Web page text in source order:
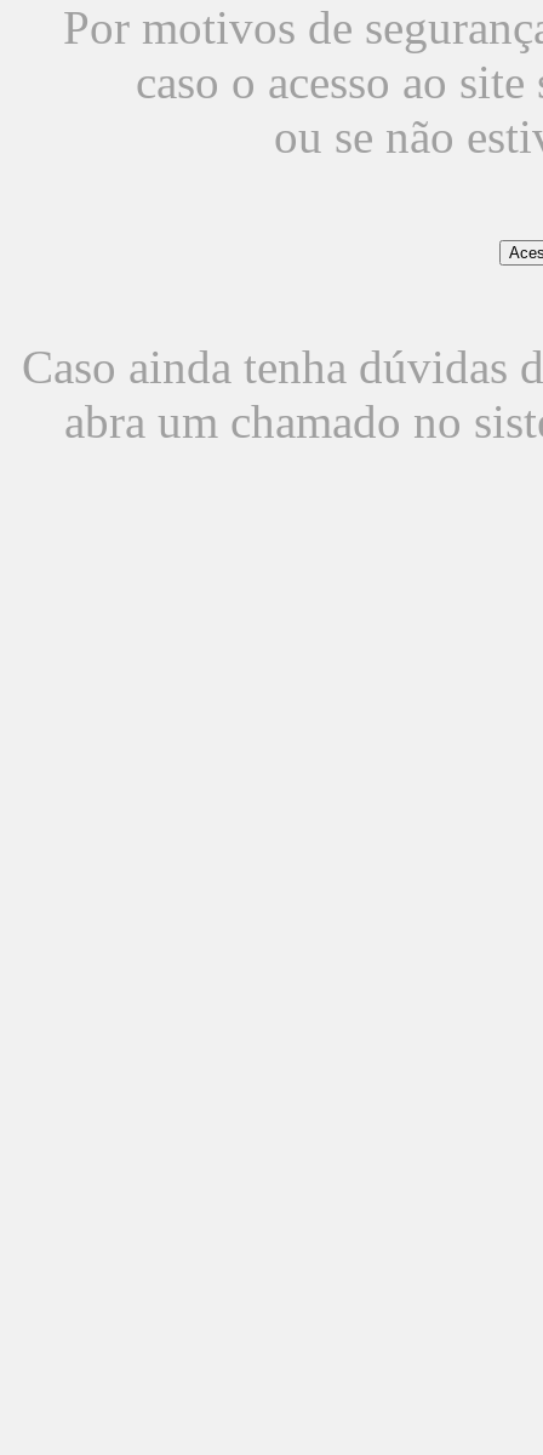
Por motivos de
caso o acesso ao
ou se não
Caso ainda tenha dúvidas
abra um chamado no